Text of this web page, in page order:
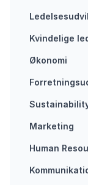
Kvindelige
Økonomi
Marketing
Human
Future of work
forandring
forretning
Forandring
Men forandring